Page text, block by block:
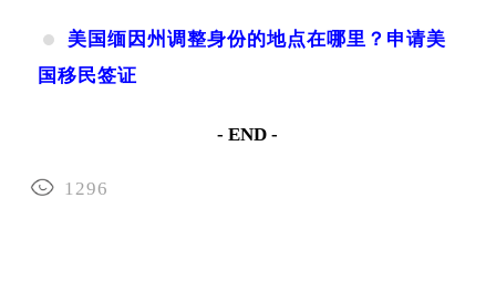
美国缅因州调整身份的地点在哪里？申请美
国移民签证
- END -
1296